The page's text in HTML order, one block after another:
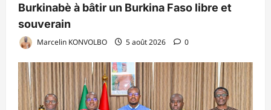
Burkinabè à bâtir un Burkina Faso libre et
souverain
Marcelin KONVOLBO 5 août 2026 0